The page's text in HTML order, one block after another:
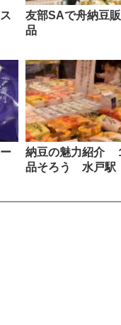
友部SAで舟納豆
品
納豆の魅力紹介
品そろう 水戸駅